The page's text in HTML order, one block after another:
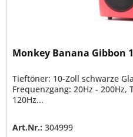
Monkey Banana Gibbon
Tieftöner: 10-Zoll schwarze
Frequenzgang: 20Hz -
120Hz...
Art.Nr.: 304999